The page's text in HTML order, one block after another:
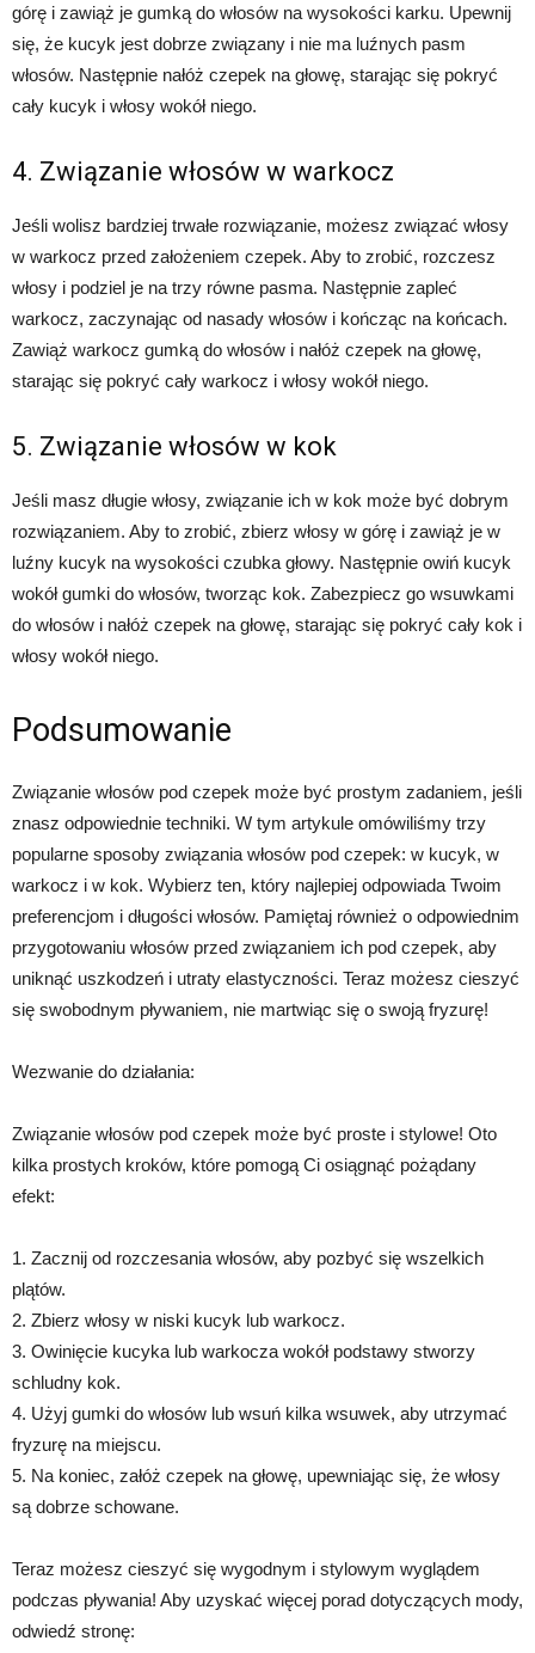
górę i zawiąż je gumką do włosów na wysokości karku. Upewnij
się, że kucyk jest dobrze związany i nie ma luźnych pasm
włosów. Następnie nałóż czepek na głowę, starając się pokryć
cały kucyk i włosy wokół niego.
4. Związanie włosów w warkocz
Jeśli wolisz bardziej trwałe rozwiązanie, możesz związać włosy
w warkocz przed założeniem czepek. Aby to zrobić, rozczesz
włosy i podziel je na trzy równe pasma. Następnie zapleć
warkocz, zaczynając od nasady włosów i kończąc na końcach.
Zawiąż warkocz gumką do włosów i nałóż czepek na głowę,
starając się pokryć cały warkocz i włosy wokół niego.
5. Związanie włosów w kok
Jeśli masz długie włosy, związanie ich w kok może być dobrym
rozwiązaniem. Aby to zrobić, zbierz włosy w górę i zawiąż je w
luźny kucyk na wysokości czubka głowy. Następnie owiń kucyk
wokół gumki do włosów, tworząc kok. Zabezpiecz go wsuwkami
do włosów i nałóż czepek na głowę, starając się pokryć cały kok i
włosy wokół niego.
Podsumowanie
Związanie włosów pod czepek może być prostym zadaniem, jeśli
znasz odpowiednie techniki. W tym artykule omówiliśmy trzy
popularne sposoby związania włosów pod czepek: w kucyk, w
warkocz i w kok. Wybierz ten, który najlepiej odpowiada Twoim
preferencjom i długości włosów. Pamiętaj również o odpowiednim
przygotowaniu włosów przed związaniem ich pod czepek, aby
uniknąć uszkodzeń i utraty elastyczności. Teraz możesz cieszyć
się swobodnym pływaniem, nie martwiąc się o swoją fryzurę!
Wezwanie do działania:
Związanie włosów pod czepek może być proste i stylowe! Oto
kilka prostych kroków, które pomogą Ci osiągnąć pożądany
efekt:
1. Zacznij od rozczesania włosów, aby pozbyć się wszelkich
plątów.
2. Zbierz włosy w niski kucyk lub warkocz.
3. Owinięcie kucyka lub warkocza wokół podstawy stworzy
schludny kok.
4. Użyj gumki do włosów lub wsuń kilka wsuwek, aby utrzymać
fryzurę na miejscu.
5. Na koniec, załóż czepek na głowę, upewniając się, że włosy
są dobrze schowane.
Teraz możesz cieszyć się wygodnym i stylowym wyglądem
podczas pływania! Aby uzyskać więcej porad dotyczących mody,
odwiedź stronę: